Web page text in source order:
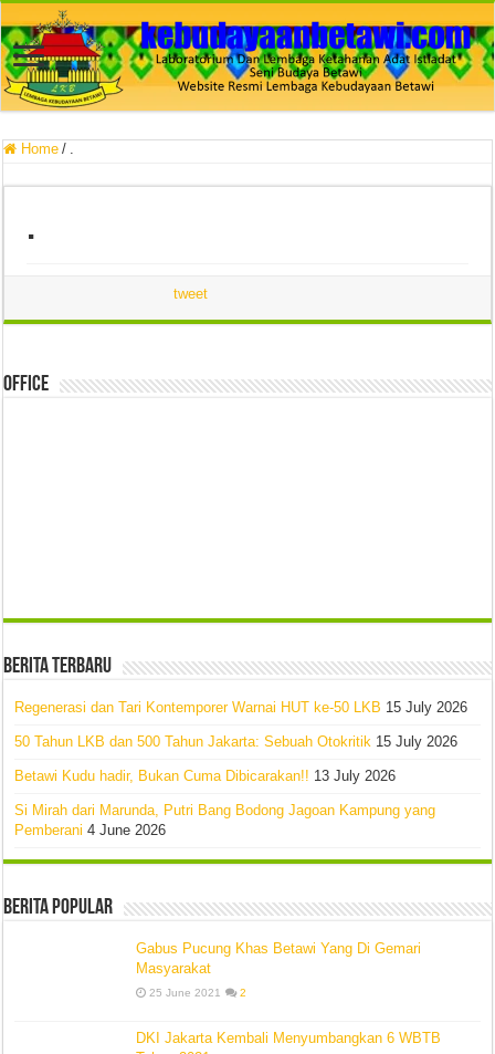
Home /
.
tweet
Office
Berita Terbaru
Regenerasi dan Tari Kontemporer Warnai HUT ke-50 LKB 15 July 2026
50 Tahun LKB dan 500 Tahun Jakarta: Sebuah Otokritik 15 July 2026
Betawi Kudu hadir, Bukan Cuma Dibicarakan!! 13 July 2026
Si Mirah dari Marunda, Putri Bang Bodong Jagoan Kampung yang
Pemberani 4 June 2026
Berita Popular
Gabus Pucung Khas Betawi Yang Di Gemari
Masyarakat
25 June 2021 2
DKI Jakarta Kembali Menyumbangkan 6 WBTB